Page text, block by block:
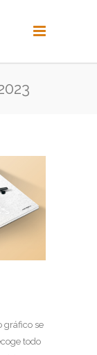
gráfico se
todo